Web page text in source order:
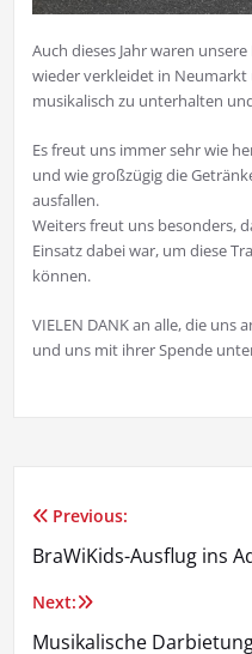
Auch dieses Jahr waren
wieder verkleidet in
musikalisch zu unterhalten
Es freut uns immer sehr wie
und wie großzügig die
ausfallen.
Weiters freut uns besonders,
Einsatz dabei war, um diese
können.
VIELEN DANK an alle, die uns
und uns mit ihrer Spende
Previous:
BraWiKids-Ausflug ins
Next:
Musikalische